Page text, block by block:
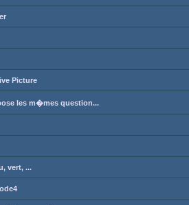
Picture
les m�mes question...
vert, ...